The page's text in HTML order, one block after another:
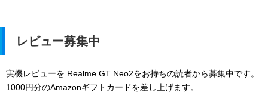
レビュー募集中
実機レビューを Realme GT Neo2をお持ちの読者から募集中です。
1000円分のAmazonギフトカードを差し上げます。